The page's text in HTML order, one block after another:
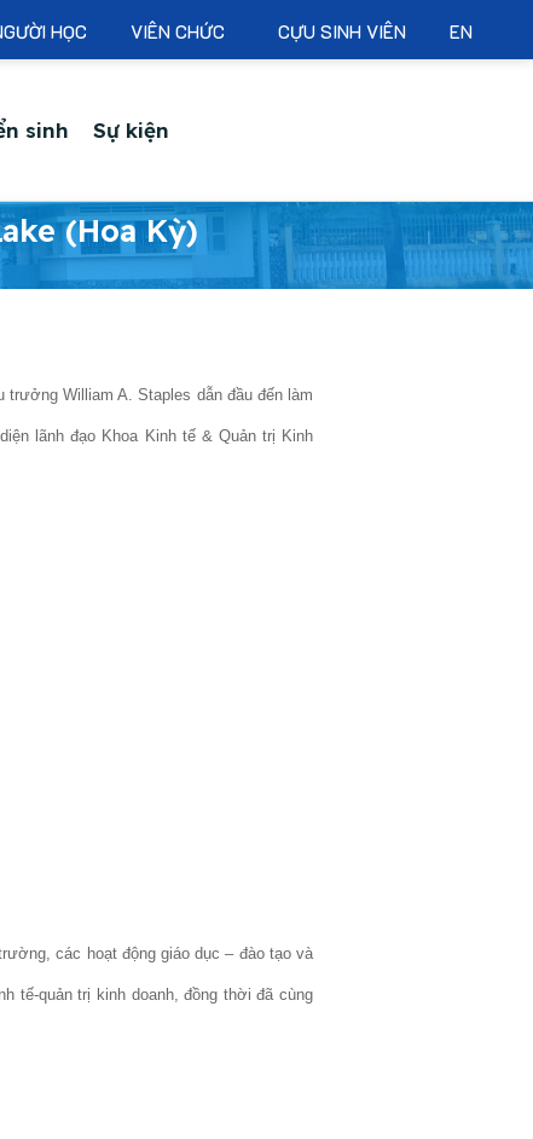
HỌC VIÊN CHỨC CỰU SINH VIÊN EN
sinh Sự kiện
(Hoa Kỳ)
William A. Staples dẫn đầu đến làm
lãnh đạo Khoa Kinh tế & Quản trị Kinh
các hoạt động giáo dục – đào tạo và
tế-quản trị kinh doanh, đồng thời đã cùng